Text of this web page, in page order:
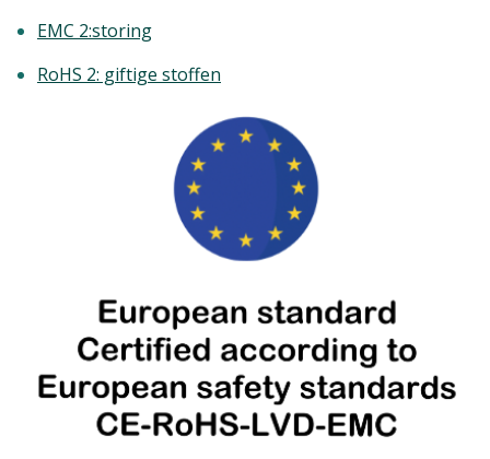
EMC 2:storing
RoHS 2: giftige stoffen